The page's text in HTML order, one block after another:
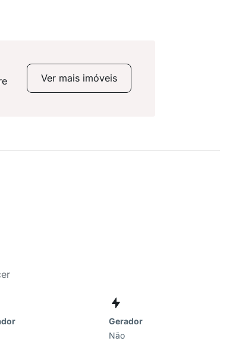
Ver mais imóveis
Gerador
Não